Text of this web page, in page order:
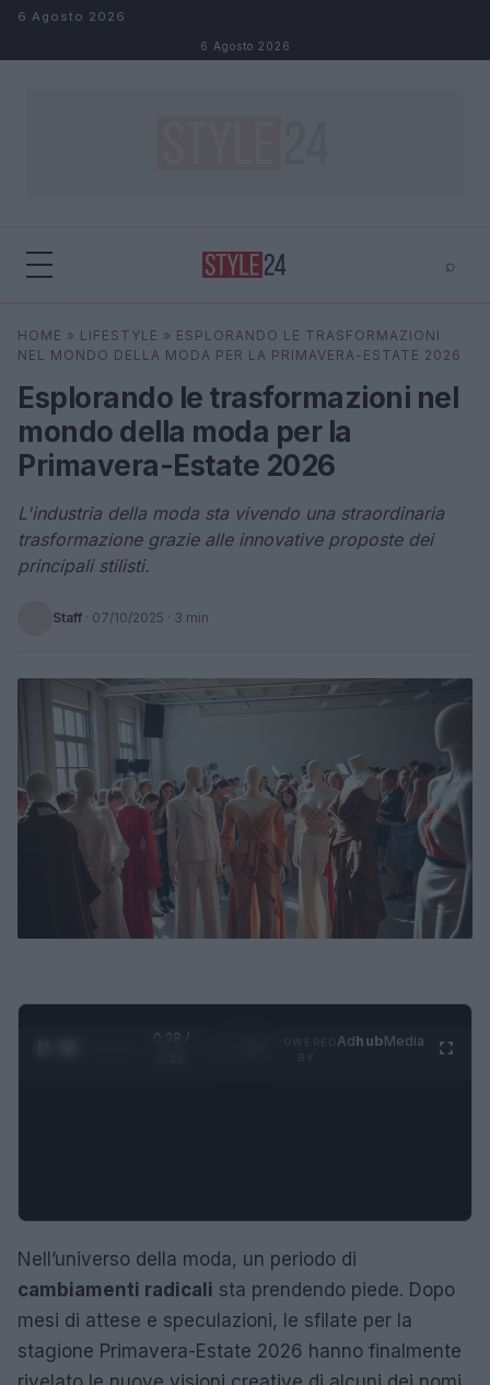
Salta al contenuto
6 Agosto 2026
6 Agosto 2026
⌕
Cerca ⌕
HOME » LIFESTYLE » ESPLORANDO LE TRASFORMAZIONI
NEL MONDO DELLA MODA PER LA PRIMAVERA-ESTATE 2026
Esplorando le trasformazioni nel
mondo della moda per la
Primavera-Estate 2026
L'industria della moda sta vivendo una straordinaria
trasformazione grazie alle innovative proposte dei
principali stilisti.
Staff · 07/10/2025 · 3 min
0:29 /
AdhubMedia
Nell’universo della moda, un periodo di
cambiamenti radicali sta prendendo piede. Dopo
mesi di attese e speculazioni, le sfilate per la
stagione Primavera-Estate 2026 hanno finalmente